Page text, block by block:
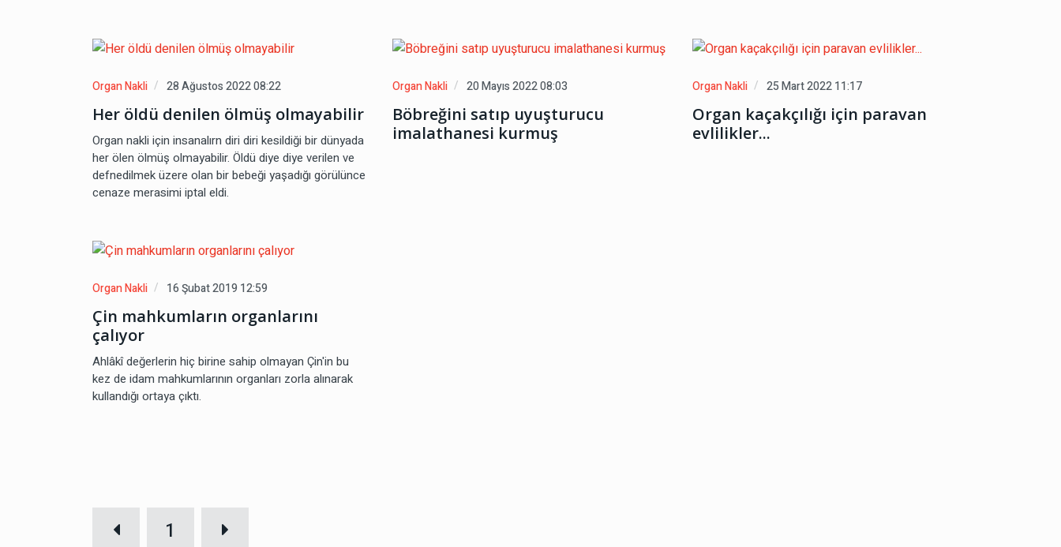
Organ Nakli 28 Ağustos 2022 08:22
Her öldü denilen ölmüş olmayabilir
Organ nakli için insanalırn diri diri kesildiği bir dünyada
her ölen ölmüş olmayabilir. Öldü diye diye verilen ve
defnedilmek üzere olan bir bebeği yaşadığı görülünce
cenaze merasimi iptal eldi.
Organ Nakli 20 Mayıs 2022 08:03
Böbreğini satıp uyuşturucu
imalathanesi kurmuş
Organ Nakli 25 Mart 2022 11:17
Organ kaçakçılığı için paravan
evlilikler...
Organ Nakli 16 Şubat 2019 12:59
Çin mahkumların organlarını
çalıyor
Ahlâkî değerlerin hiç birine sahip olmayan Çin'in bu
kez de idam mahkumlarının organları zorla alınarak
kullandığı ortaya çıktı.
1